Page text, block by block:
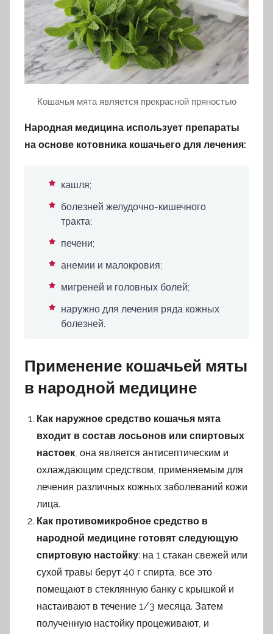
Кошачья мята является прекрасной пряностью
Народная медицина использует препараты
на основе котовника кошачьего для лечения:
кашля;
болезней желудочно-кишечного
тракта;
печени;
анемии и малокровия;
мигреней и головных болей;
наружно для лечения ряда кожных
болезней.
Применение кошачьей мяты
в народной медицине
Как наружное средство кошачья мята
входит в состав лосьонов или спиртовых
настоек, она является антисептическим и
охлаждающим средством, применяемым для
лечения различных кожных заболеваний кожи
лица.
Как противомикробное средство в
народной медицине готовят следующую
спиртовую настойку: на 1 стакан свежей или
сухой травы берут 40 г спирта, все это
помещают в стеклянную банку с крышкой и
настаивают в течение 1/3 месяца. Затем
полученную настойку процеживают, и